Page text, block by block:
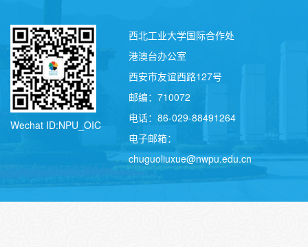
Wechat ID:NPU_OIC
西北工业大学国际合作处
港澳台办公室
西安市友谊西路127号
邮编：710072
电话：86-029-88491264
电子邮箱：
chuguoliuxue@nwpu.edu.cn